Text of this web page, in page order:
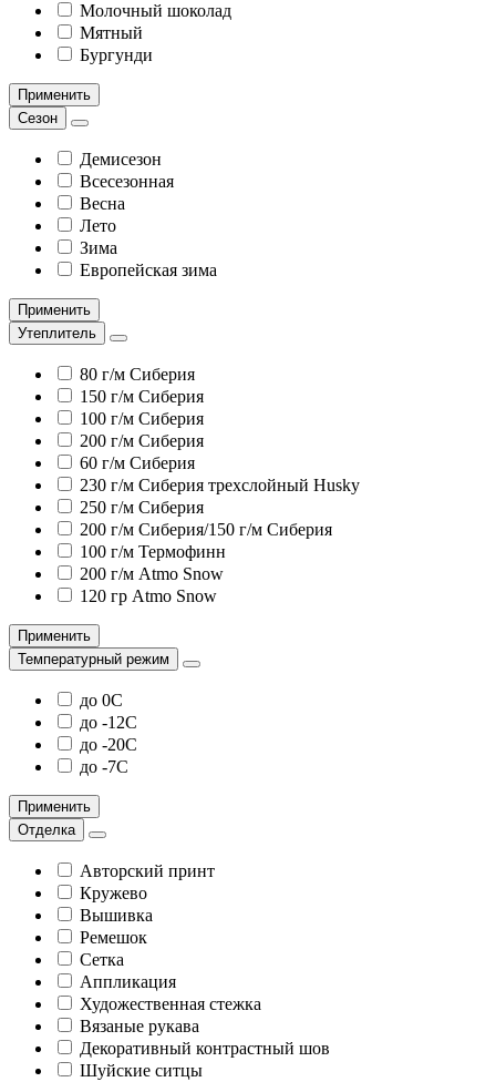
Молочный шоколад
Мятный
Бургунди
Применить
Сезон
Демисезон
Всесезонная
Весна
Лето
Зима
Европейская зима
Применить
Утеплитель
80 г/м Сиберия
150 г/м Сиберия
100 г/м Сиберия
200 г/м Сиберия
60 г/м Сиберия
230 г/м Сиберия трехслойный Husky
250 г/м Сиберия
200 г/м Сиберия/150 г/м Сиберия
100 г/м Термофинн
200 г/м Atmo Snow
120 гр Atmo Snow
Применить
Температурный режим
до 0С
до -12С
до -20С
до -7С
Применить
Отделка
Авторский принт
Кружево
Вышивка
Ремешок
Сетка
Аппликация
Художественная стежка
Вязаные рукава
Декоративный контрастный шов
Шуйские ситцы